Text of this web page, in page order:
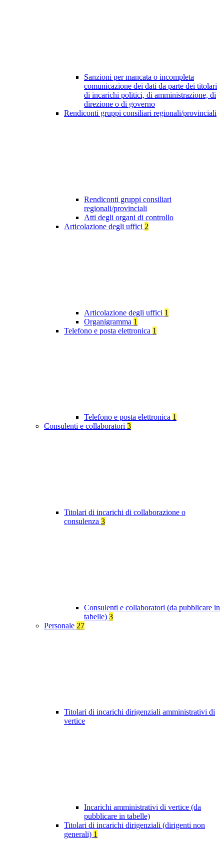
Sanzioni per mancata o incompleta
comunicazione dei dati da parte dei titolari
di incarichi politici, di amministrazione, di
direzione o di governo
Rendiconti gruppi consiliari regionali/provinciali
Rendiconti gruppi consiliari
regionali/provinciali
Atti degli organi di controllo
Articolazione degli uffici 2
Articolazione degli uffici 1
Organigramma 1
Telefono e posta elettronica 1
Telefono e posta elettronica 1
Consulenti e collaboratori 3
Titolari di incarichi di collaborazione o
consulenza 3
Consulenti e collaboratori (da pubblicare in
tabelle) 3
Personale 27
Titolari di incarichi dirigenziali amministrativi di
vertice
Incarichi amministrativi di vertice (da
pubblicare in tabelle)
Titolari di incarichi dirigenziali (dirigenti non
generali) 1